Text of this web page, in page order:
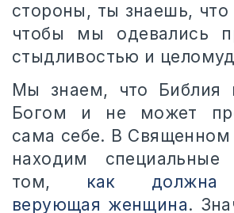
стороны, ты знаешь, что
чтобы мы одевались
стыдливостью и
Мы знаем, что Библия
Богом и не может
сама себе. В
находим специальные
том, как должна
верующая женщина.